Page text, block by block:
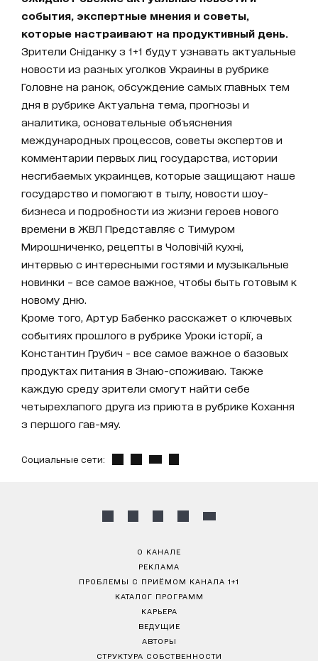
события, экспертные мнения и советы,
которые настраивают на продуктивный день.
Зрители Сніданку з 1+1 будут узнавать актуальные
новости из разных уголков Украины в рубрике
Головне на ранок, обсуждение самых главных тем
дня в рубрике Актуальна тема, прогнозы и
аналитика, основательные объяснения
международных процессов, советы экспертов и
комментарии первых лиц государства, истории
несгибаемых украинцев, которые защищают наше
государство и помогают в тылу, новости шоу-
бизнеса и подробности из жизни героев нового
времени в ЖВЛ Представляє с Тимуром
Мирошниченко, рецепты в Чоловічій кухні,
интервью с интересными гостями и музыкальные
новинки – все самое важное, чтобы быть готовым к
новому дню.
Кроме того, Артур Бабенко расскажет о ключевых
событиях прошлого в рубрике Уроки історії, а
Константин Грубич - все самое важное о базовых
продуктах питания в Знаю-споживаю. Также
каждую среду зрители смогут найти себе
четырехлапого друга из приюта в рубрике Кохання
з першого гав-мяу.
Социальные сети:
О КАНАЛЕ
РЕКЛАМА
ПРОБЛЕМЫ С ПРИЁМОМ КАНАЛА 1+1
КАТАЛОГ ПРОГРАММ
КАРЬЕРА
ВЕДУЩИЕ
АВТОРЫ
СТРУКТУРА СОБСТВЕННОСТИ